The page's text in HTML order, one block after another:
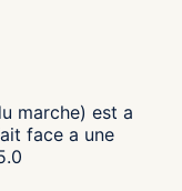
marche) est a
face a une